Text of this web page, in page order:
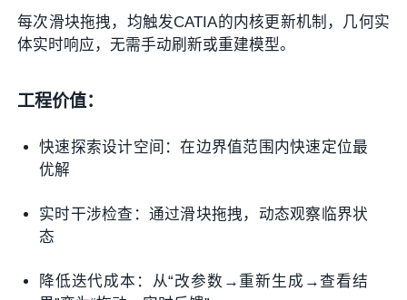
每次滑块拖拽，均触发CATIA的内核更新机制，几何实
体实时响应，无需手动刷新或重建模型。
工程价值：
快速探索设计空间：在边界值范围内快速定位最
优解
实时干涉检查：通过滑块拖拽，动态观察临界状
态
降低迭代成本：从“改参数→重新生成→查看结